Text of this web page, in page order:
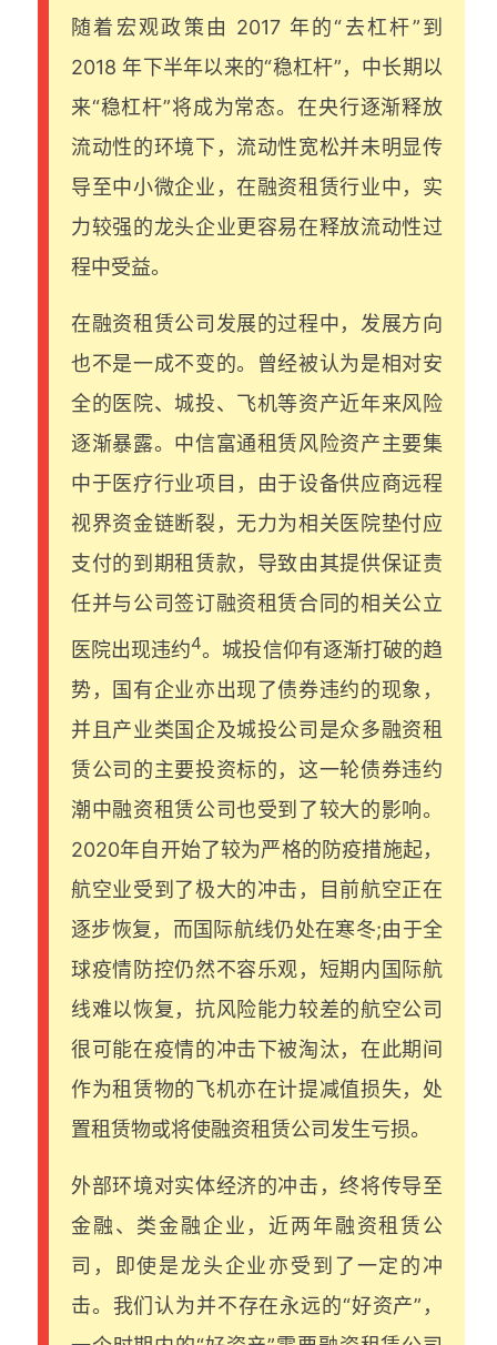
随着宏观政策由 2017 年的“去杠杆”到
2018 年下半年以来的“稳杠杆”，中长期以
来“稳杠杆”将成为常态。在央行逐渐释放
流动性的环境下，流动性宽松并未明显传
导至中小微企业，在融资租赁行业中，实
力较强的龙头企业更容易在释放流动性过
程中受益。
在融资租赁公司发展的过程中，发展方向
也不是一成不变的。曾经被认为是相对安
全的医院、城投、飞机等资产近年来风险
逐渐暴露。中信富通租赁风险资产主要集
中于医疗行业项目，由于设备供应商远程
视界资金链断裂，无力为相关医院垫付应
支付的到期租赁款，导致由其提供保证责
任并与公司签订融资租赁合同的相关公立
医院出现违约4。城投信仰有逐渐打破的趋
势，国有企业亦出现了债券违约的现象，
并且产业类国企及城投公司是众多融资租
赁公司的主要投资标的，这一轮债券违约
潮中融资租赁公司也受到了较大的影响。
2020年自开始了较为严格的防疫措施起，
航空业受到了极大的冲击，目前航空正在
逐步恢复，而国际航线仍处在寒冬;由于全
球疫情防控仍然不容乐观，短期内国际航
线难以恢复，抗风险能力较差的航空公司
很可能在疫情的冲击下被淘汰，在此期间
作为租赁物的飞机亦在计提减值损失，处
置租赁物或将使融资租赁公司发生亏损。
外部环境对实体经济的冲击，终将传导至
金融、类金融企业，近两年融资租赁公
司，即使是龙头企业亦受到了一定的冲
击。我们认为并不存在永远的“好资产”，